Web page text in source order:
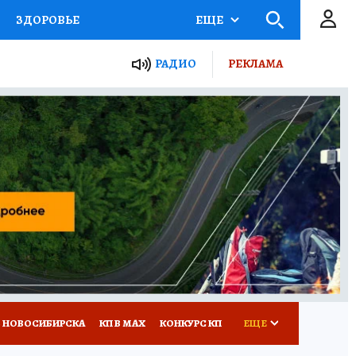
ЗДОРОВЬЕ
Я ЗНАЮ СЕМЬЯ
СЕРИАЛЫ
ВСЕ О КП РАДИО КП
ЕЩЕ
РАДИО РЕКЛАМА
КП В МАХ КОНКУРС КП ЕЩЕ